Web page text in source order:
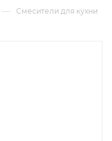
— Смесители для кухни